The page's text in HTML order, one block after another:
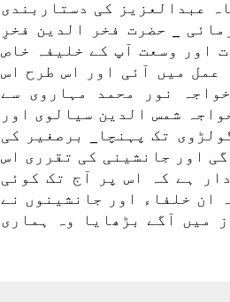
عبدالعزیز کی دستاربندی
_ حضرت فخر الدین فخرِ
اور وسعت آپ کے خلیفہ خاص
عمل میں آئی اور اس طرح اس
نور محمد مہاروی سے
شمس الدین سیالوی اور
تک پہنچا_ برصغیر کی
اور جانشینی کی تقرری اس
ہے کہ اس پر آج تک کوئی
ان خلفاء اور جانشینوں نے
میں آگے بڑھایا وہ ہماری